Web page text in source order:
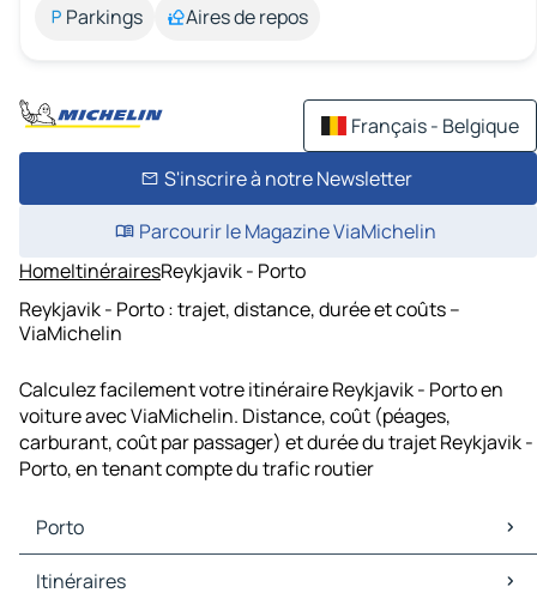
Parkings
Aires de repos
Français - Belgique
S'inscrire à notre Newsletter
Parcourir le Magazine ViaMichelin
HomeItinérairesReykjavik - Porto
Reykjavik - Porto : trajet, distance, durée et coûts –
ViaMichelin
Calculez facilement votre itinéraire Reykjavik - Porto en
voiture avec ViaMichelin. Distance, coût (péages,
carburant, coût par passager) et durée du trajet Reykjavik -
Porto, en tenant compte du trafic routier
Porto
Porto Cartes et plans
Itinéraires